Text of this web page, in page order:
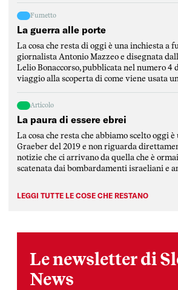
puntualizzare l’elemento fondamentale […]
Fumetto
La guerra alle porte
La cosa che resta di oggi è una inchiesta a
giornalista Antonio Mazzeo e disegnata
Lelio Bonaccorso, pubblicata nel numero 4
viaggio alla scoperta di come viene usata
Sicilia. L’inchiesta è stata scritta […]
Articolo
La paura di essere ebrei
La cosa che resta che abbiamo scelto oggi
Graeber del 2019 e non riguarda
notizie che ci arrivano da quella che è
scatenata dai bombardamenti israeliani e
LEGGI TUTTE LE COSE CHE RESTANO
Le newsletter di
News